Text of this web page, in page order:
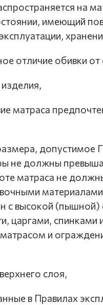
на
имеющий
отличие обивки
матраса
допустимое
не должны
матраса не
с высокой
царгами,
и
слоя,
в Правилах